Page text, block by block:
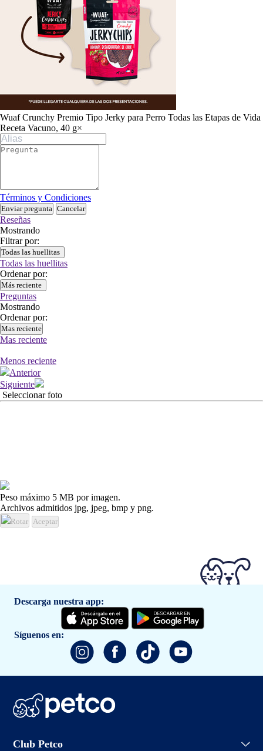
Wuaf Crunchy Premio Tipo Jerky para Perro Todas las Etapas de Vida
Receta Vacuno, 40 g×
Términos y Condiciones
Enviar pregunta Cancelar
Reseñas
Mostrando
Filtrar por:
Todas las huellitas
Todas las huellitas
Ordenar por:
Más reciente
Preguntas
Mostrando
Ordenar por:
Mas reciente
Mas reciente
Menos reciente
Anterior
Siguiente
Seleccionar foto
Peso máximo 5 MB por imagen.
Archivos admitidos jpg, jpeg, bmp y png.
Rotar Aceptar
Descarga nuestra app:
Síguenos en:
Club Petco
Iniciar sesión